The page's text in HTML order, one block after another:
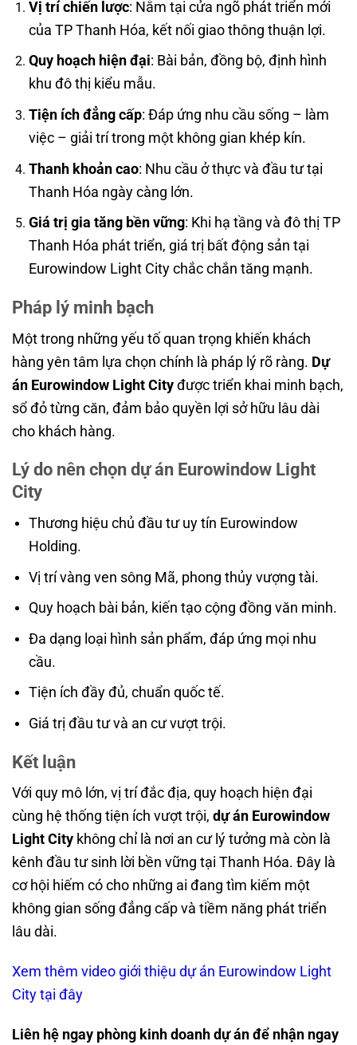
Vị trí chiến lược: Nằm tại cửa ngõ phát triển mới
của TP Thanh Hóa, kết nối giao thông thuận lợi.
Quy hoạch hiện đại: Bài bản, đồng bộ, định hình
khu đô thị kiểu mẫu.
Tiện ích đẳng cấp: Đáp ứng nhu cầu sống – làm
việc – giải trí trong một không gian khép kín.
Thanh khoản cao: Nhu cầu ở thực và đầu tư tại
Thanh Hóa ngày càng lớn.
Giá trị gia tăng bền vững: Khi hạ tầng và đô thị TP
Thanh Hóa phát triển, giá trị bất động sản tại
Eurowindow Light City chắc chắn tăng mạnh.
Pháp lý minh bạch
Một trong những yếu tố quan trọng khiến khách
hàng yên tâm lựa chọn chính là pháp lý rõ ràng. Dự
án Eurowindow Light Cityđược triển khai minh bạch,
sổ đỏ từng căn, đảm bảo quyền lợi sở hữu lâu dài
cho khách hàng.
Lý do nên chọn dự án Eurowindow Light
City
Thương hiệu chủ đầu tư uy tín Eurowindow
Holding.
Vị trí vàng ven sông Mã, phong thủy vượng tài.
Quy hoạch bài bản, kiến tạo cộng đồng văn minh.
Đa dạng loại hình sản phẩm, đáp ứng mọi nhu
cầu.
Tiện ích đầy đủ, chuẩn quốc tế.
Giá trị đầu tư và an cư vượt trội.
Kết luận
Với quy mô lớn, vị trí đắc địa, quy hoạch hiện đại
cùng hệ thống tiện ích vượt trội, dự án Eurowindow
Light City không chỉ là nơi an cư lý tưởng mà còn là
kênh đầu tư sinh lời bền vững tại Thanh Hóa. Đây là
cơ hội hiếm có cho những ai đang tìm kiếm một
không gian sống đẳng cấp và tiềm năng phát triển
lâu dài.
Xem thêm video giới thiệu dự án Eurowindow Light
Citytại đây
Liên hệ ngay phòng kinh doanh dự án để nhận ngay